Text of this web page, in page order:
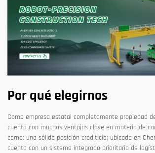
Por qué elegirnos
Como empresa estatal completamente propiedad
cuenta con muchas ventajas clave en materia de
como: una sólida posición crediticia; ubicada en
cuenta con un sistema integrado prioritario de